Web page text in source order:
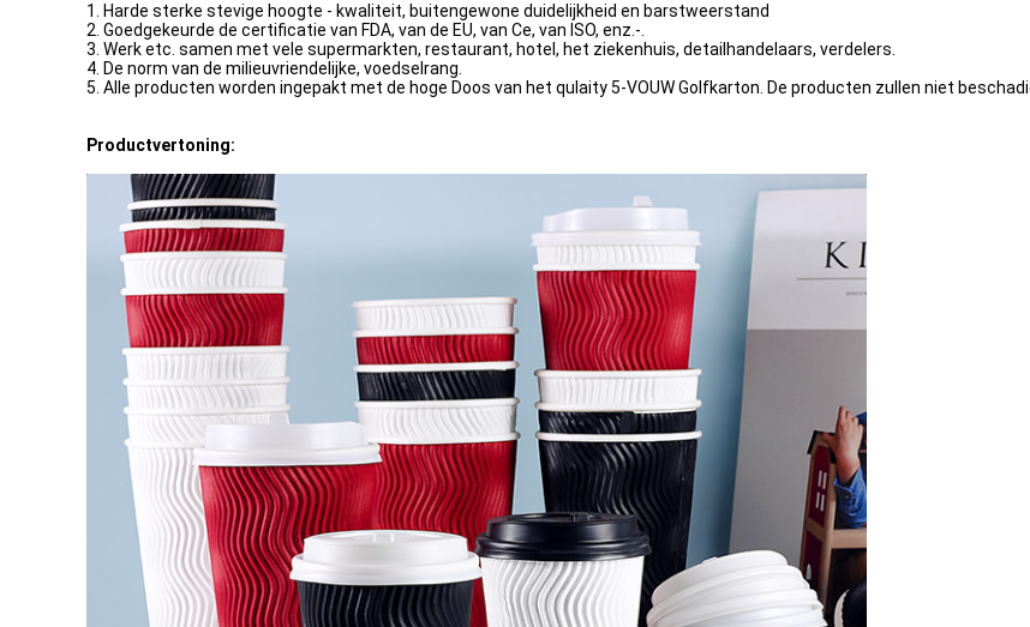
1. Harde sterke stevige hoogte - kwaliteit, buitengewone duidelijkheid en barstweerstand
2. Goedgekeurde de certificatie van FDA, van de EU, van Ce, van ISO, enz.-.
3. Werk etc. samen met vele supermarkten, restaurant, hotel, het ziekenhuis, detailhandelaars, verdelers.
4. De norm van de milieuvriendelijke, voedselrang.
5. Alle producten worden ingepakt met de hoge Doos van het qulaity 5-VOUW Golfkarton. De producten zullen niet
Productvertoning: